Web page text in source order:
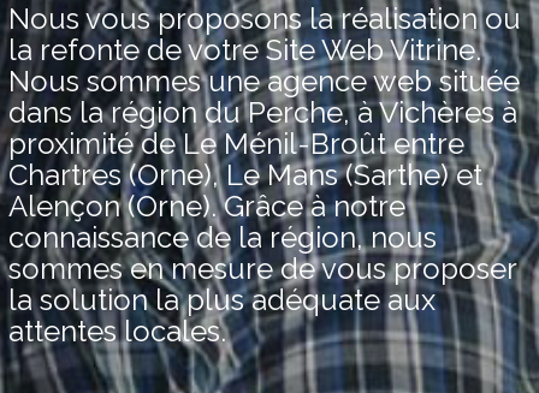
Nous vous proposons la réalisation ou
la refonte de votre Site Web Vitrine.
Nous sommes une agence web située
dans la région du Perche, à Vichères à
proximité de Le Ménil-Broût entre
Chartres (Orne), Le Mans (Sarthe) et
Alençon (Orne). Grâce à notre
connaissance de la région, nous
sommes en mesure de vous proposer
la solution la plus adéquate aux
attentes locales.